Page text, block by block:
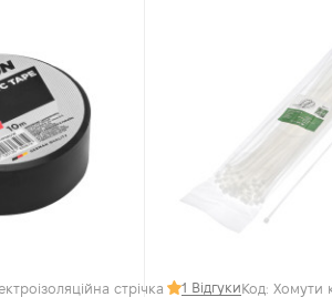
стрічка ПВХ 130mic x 19mm x
1 ВідгукиКод: Хомути